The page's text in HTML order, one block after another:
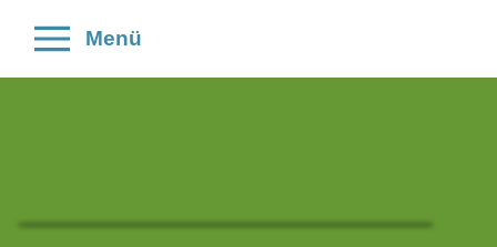
Menü